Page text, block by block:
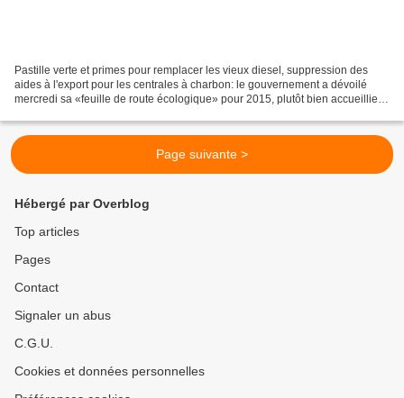
Pastille verte et primes pour remplacer les vieux diesel, suppression des
aides à l'export pour les centrales à charbon: le gouvernement a dévoilé
mercredi sa «feuille de route écologique» pour 2015, plutôt bien accueillie
Page suivante >
Hébergé par Overblog
Top articles
Pages
Contact
Signaler un abus
C.G.U.
Cookies et données personnelles